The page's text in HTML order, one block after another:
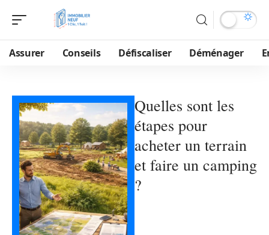
Assurer Conseils Défiscaliser Déménager
Quelles sont les
étapes pour
acheter un terrain
et faire un camping
?